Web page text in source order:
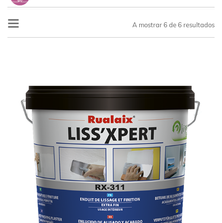
Bricolage Pasta
A mostrar6 de 6 resultados